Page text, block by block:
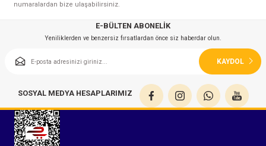
numaralardan bize ulaşabilirsiniz.
E-BÜLTEN ABONELİK
Yeniliklerden ve benzersiz fırsatlardan önce siz haberdar olun.
KAYDOL
SOSYAL MEDYA HESAPLARIMIZ